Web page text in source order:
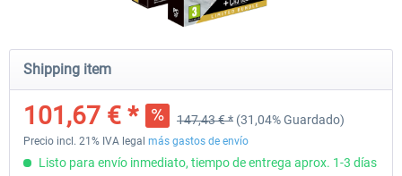
MSFS 2020 Premium Deluxe - Starter
264,36 € *
Shipping item
101,67 € * 147,43 € * (31,04% Guardado)
Precio incl. 21% IVA legal más gastos de envío
Listo para envío inmediato, tiempo de entrega aprox. 1-3 días